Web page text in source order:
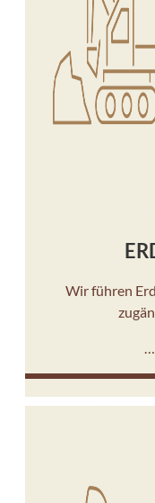
Wir führen